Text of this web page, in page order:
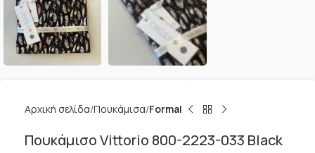
Αρχική σελίδα Πουκάμισα Formal
Πουκάμισο Vittorio 800-2223-033 Black